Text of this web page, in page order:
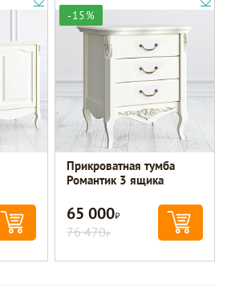
-15%
Прикроватная тумба
Романтик 3 ящика
65 000Р
76 470Р